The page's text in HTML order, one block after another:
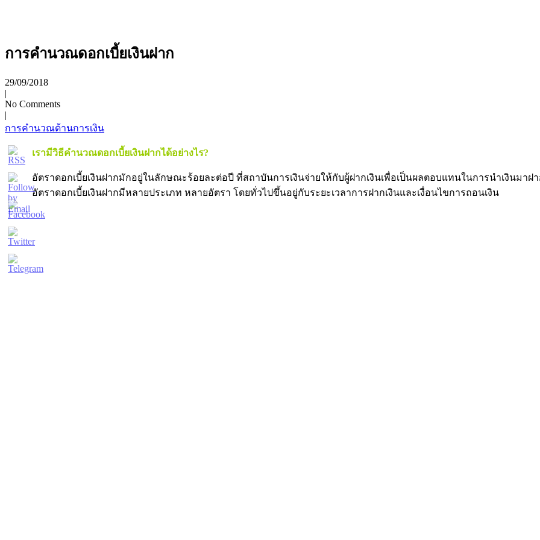
การคำนวณดอกเบี้ยเงินฝาก
29/09/2018
|
No Comments
|
การคำนวณด้านการเงิน
เรามีวิธีคำนวณดอกเบี้ยเงินฝากได้อย่างไร?
อัตราดอกเบี้ยเงินฝากมักอยู่ในลักษณะร้อยละต่อปี ที่สถาบันการเงินจ่ายให้กับผู้ฝากเงินเพื่อเป็นผลตอบแทนในการนำเงินมาฝ
อัตราดอกเบี้ยเงินฝากมีหลายประเภท หลายอัตรา โดยทั่วไปขึ้นอยู่กับระยะเวลาการฝากเงินและเงื่อนไขการถอนเงิน